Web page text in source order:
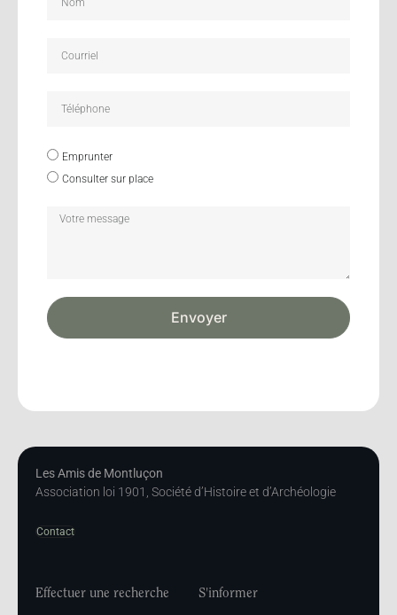
Emprunter
Consulter sur place
Envoyer
Les Amis de Montluçon
Association loi 1901, Société d’Histoire et d’Archéologie
Contact
Effectuer une recherche S'informer